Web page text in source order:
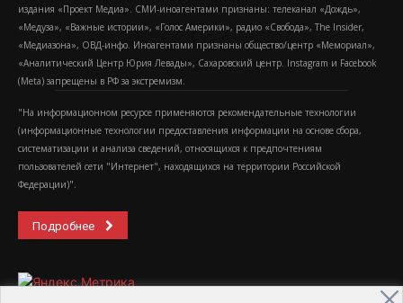
издания «Проект Медиа». СМИ-иноагентами признаны: телеканал «Дождь»,
«Медуза», «Важные истории», «Голос Америки», радио «Свобода», The Insider,
«Медиазона», ОВД-инфо. Иноагентами признаны общество/центр «Мемориал»,
«Аналитический Центр Юрия Левады», Сахаровский центр. Instagram и Facebook
(Metа) запрещены в РФ за экстремизм.
"На информационном ресурсе применяются рекомендательные технологии
(информационные технологии предоставления информации на основе сбора,
систематизации и анализа сведений, относящихся к предпочтениям
пользователей сети "Интернет", находящихся на территории Российской
Федерации)".
Подробнее